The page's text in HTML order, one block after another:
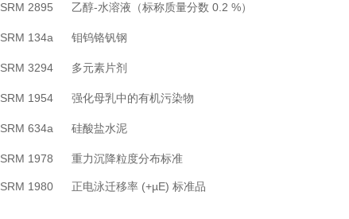
SRM 2895 乙醇-水溶液（标称质量分数 0.2 %）
SRM 134a 钼钨铬钒钢
SRM 3294 多元素片剂
SRM 1954 强化母乳中的有机污染物
SRM 634a 硅酸盐水泥
SRM 1978 重力沉降粒度分布标准
SRM 1980 正电泳迁移率 (+µE) 标准品